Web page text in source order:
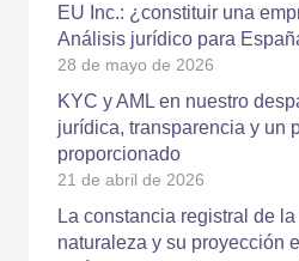
EU Inc.: ¿constituir una
Análisis jurídico para
28 de mayo de 2026
KYC y AML en nuestro
jurídica, transparencia y un
proporcionado
21 de abril de 2026
La constancia registral de
naturaleza y su proyección